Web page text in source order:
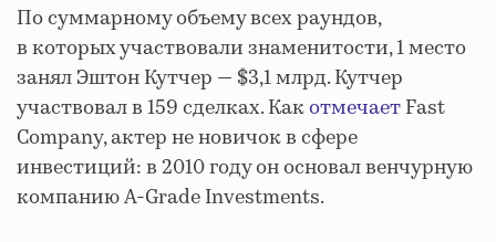
По суммарному объему всех раундов,
в которых участвовали знаменитости, 1 место
занял Эштон Кутчер — $3,1 млрд. Кутчер
участвовал в 159 сделках. КакотмечаетFast
Company, актер не новичок в сфере
инвестиций: в 2010 году он основал венчурную
компанию A-Grade Investments.